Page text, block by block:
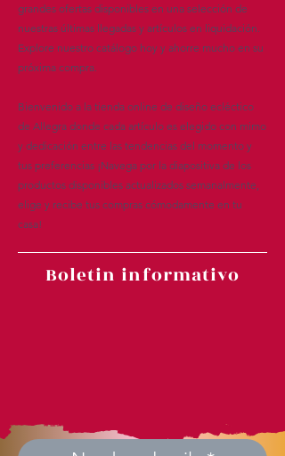
grandes ofertas disponibles en una selección de
nuestras últimas llegadas y artículos en liquidación.
Explore nuestro catálogo hoy y ahorre mucho en su
próxima compra.
Bienvenido a la tienda online de diseño ecléctico
de Allegra donde cada artículo es elegido con mimo
y dedicación entre las tendencias del momento y
tus preferencias ¡Navega por la diapositiva de los
productos disponibles actualizados semanalmente,
elige y recibe tus compras cómodamente en tu
casa!
Boletin informativo